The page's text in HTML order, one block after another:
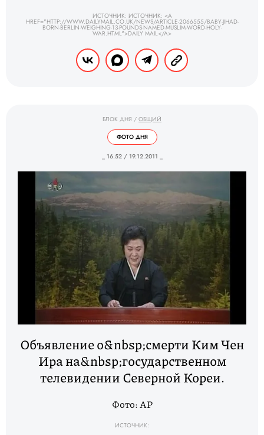
ИСТОЧНИК: ИСТОЧНИК: <A
HREF="HTTP://WWW.DAILYMAIL.CO.UK/NEWS/ARTICLE-2066555/BABY-JIHAD-
BORN-BERLIN-WEIGHING-13-POUNDS-NAMED-MUSLIM-WORD-HOLY-
WAR.HTML">DAILY MAIL</A>
БЛОК ДНЯ / ОБЩИЙ
ФОТО ДНЯ
_ 16.52 / 19.12.2011 _
Объявление о&nbsp;смерти Ким Чен
Ира на&nbsp;государственном
телевидении Северной Кореи.
Фото: AP
ИСТОЧНИК: